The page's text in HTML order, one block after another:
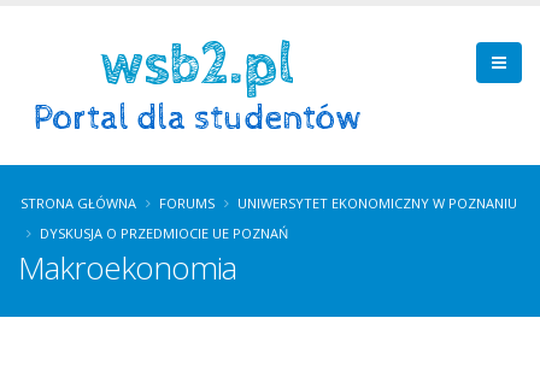
STRONA GŁÓWNA FORUMS
UNIWERSYTET EKONOMICZNY W POZNANIU
DYSKUSJA O PRZEDMIOCIE UE POZNAŃ
Makroekonomia